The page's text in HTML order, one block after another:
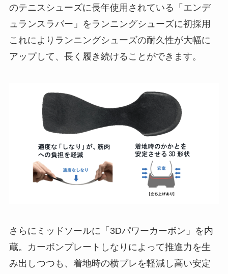
のテニスシューズに長年使用されている「エンデ
ュランスラバー」をランニングシューズに初採用
これによりランニングシューズの耐久性が大幅に
アップして、長く履き続けることができます。
さらにミッドソールに「3Dパワーカーボン」を内
蔵。カーボンプレートしなりによって推進力を生
み出しつつも、着地時の横ブレを軽減し高い安定